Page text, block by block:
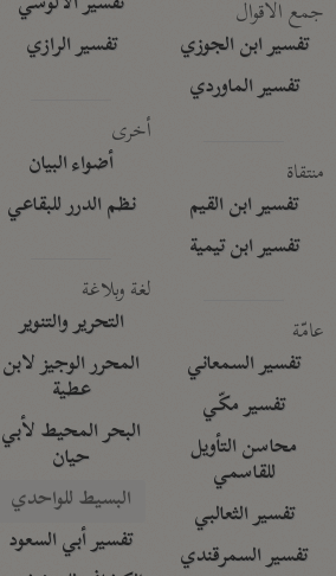
جمع الأقوال
تفسير ابن الجوزي
تفسير الماوردي
منتقاة
تفسير ابن القيم
تفسير ابن تيمية
عامّة
تفسير السمعاني
تفسير مكّي
محاسن التأويل
للقاسمي
تفسير الثعالبي
تفسير السمرقندي
تفسير الرازي
أخرى
أضواء البيان
نظم الدرر للبقاعي
لغة وبلاغة
التحرير والتنوير
المحرر الوجيز لابن
عطية
البحر المحيط لأبي
حيان
البسيط للواحدي
تفسير أبي السعود